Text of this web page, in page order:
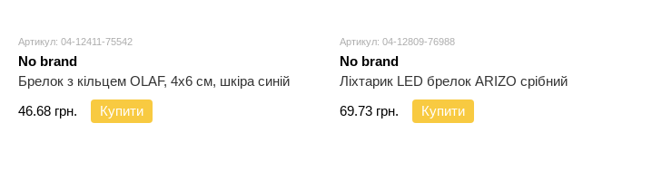
Артикул: 04-12411-75542
No brand
Брелок з кільцем OLAF, 4х6 см, шкіра синій
46.68 грн.
Купити
Артикул: 04-12809-76988
No brand
Ліхтарик LED брелок ARIZO срібний
69.73 грн.
Купити